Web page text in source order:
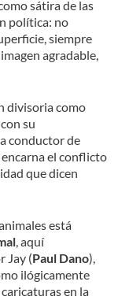
sátira de las
política: no
siempre
agradable,
divisoria como
su
conductor de
el conflicto
que dicen
está
, aquí
Jay (Paul Dano),
ilógicamente
en la